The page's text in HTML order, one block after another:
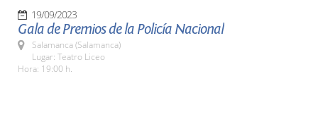
19/09/2023
Gala de Premios de la Policía Nacional
Salamanca (Salamanca)
Lugar: Teatro Liceo
Hora: 19:00 h.